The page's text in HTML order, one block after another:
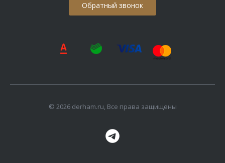
Обратный звонок
© 2026 derham.ru, Все права защищены